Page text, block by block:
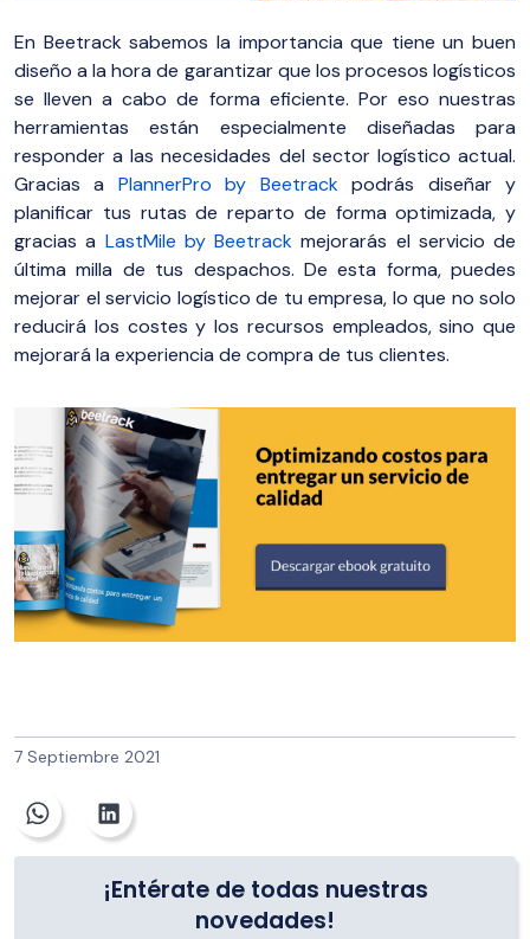
En Beetrack sabemos la importancia que tiene un buen
diseño a la hora de garantizar que los procesos logísticos
se lleven a cabo de forma eficiente. Por eso nuestras
herramientas están especialmente diseñadas para
responder a las necesidades del sector logístico actual.
Gracias a PlannerPro by Beetrackpodrás diseñar y
planificar tus rutas de reparto de forma optimizada, y
gracias a LastMile by Beetrack mejorarás el servicio de
última milla de tus despachos. De esta forma, puedes
mejorar el servicio logístico de tu empresa, lo que no solo
reducirá los costes y los recursos empleados, sino que
mejorará la experiencia de compra de tus clientes.
7 Septiembre 2021
¡Entérate de todas nuestras
novedades!